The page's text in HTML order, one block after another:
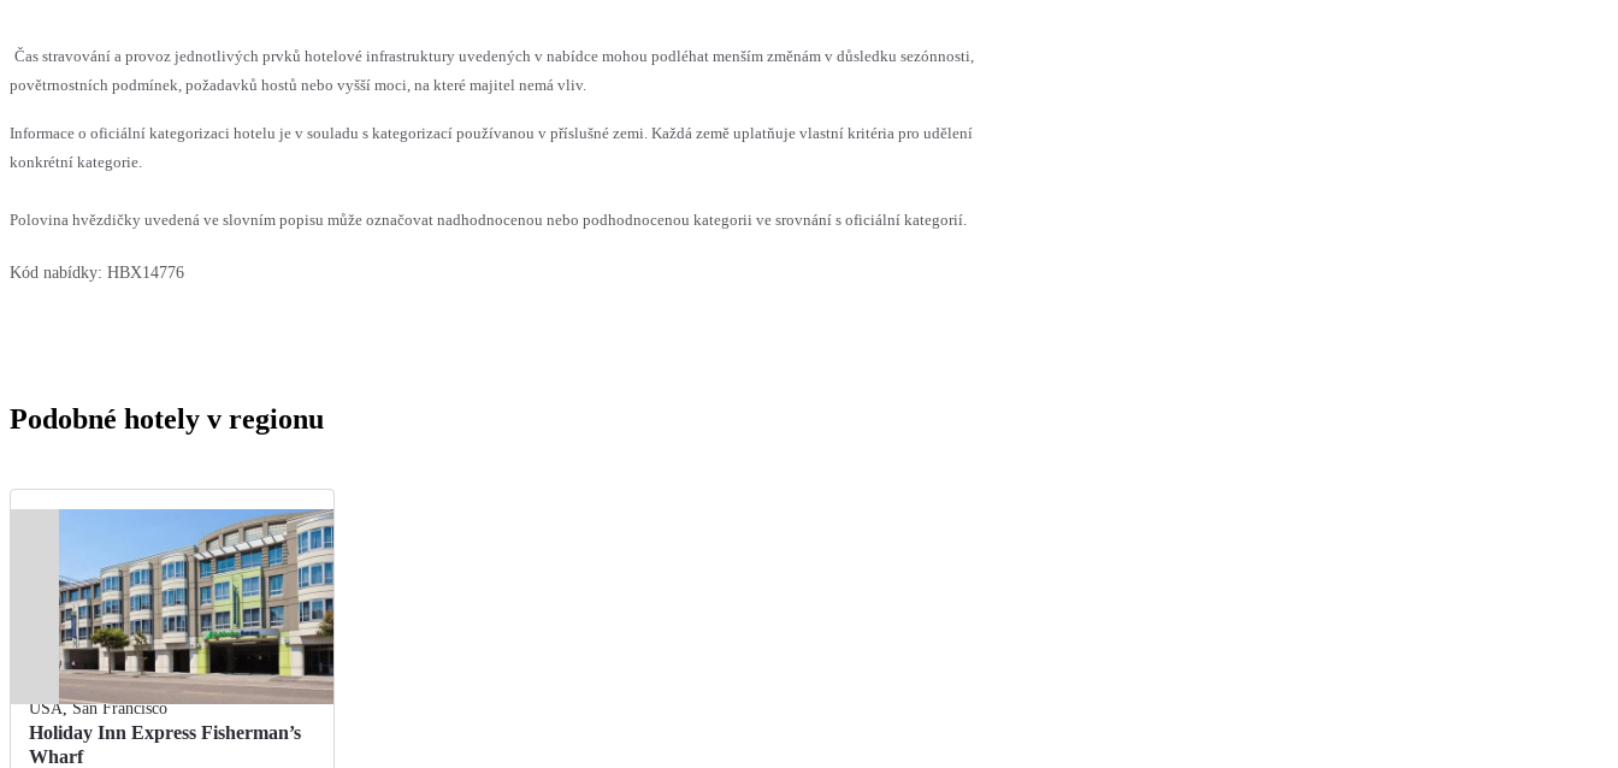
Čas stravování a provoz jednotlivých prvků hotelové infrastruktury uvedených v nabídce mohou podléhat menším změnám v důsledku sezónnosti,
povětrnostních podmínek, požadavků hostů nebo vyšší moci, na které majitel nemá vliv.
Informace o oficiální kategorizaci hotelu je v souladu s kategorizací používanou v příslušné zemi. Každá země uplatňuje vlastní kritéria pro udělení
konkrétní kategorie.
Polovina hvězdičky uvedená ve slovním popisu může označovat nadhodnocenou nebo podhodnocenou kategorii ve srovnání s oficiální kategorií.
Kód nabídky: HBX14776
Podobné hotely v regionu
USA,San Francisco
Holiday Inn Express Fisherman’s
Wharf